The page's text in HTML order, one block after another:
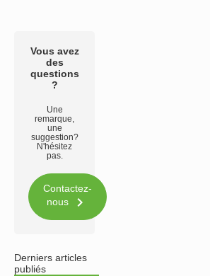
Vous avez
des
questions
?
Une
remarque,
une
suggestion?
N'hésitez
pas.
Contactez-
nous

Derniers articles
publiés